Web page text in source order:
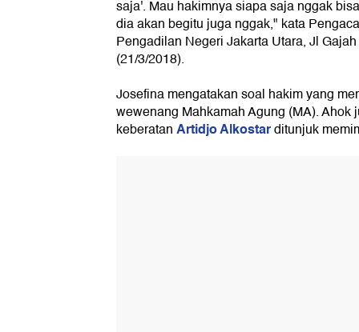
saja'. Mau hakimnya siapa saja nggak
dia akan begitu juga nggak," kata
Pengadilan Negeri Jakarta Utara, Jl
(21/3/2018).
Josefina mengatakan soal hakim yang
wewenang Mahkamah Agung (MA). Ahok
keberatanArtidjo Alkostarditunjuk